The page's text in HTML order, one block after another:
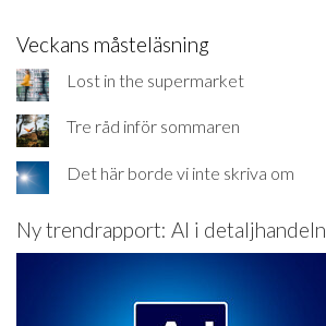
Veckans måsteläsning
Lost in the supermarket
Tre råd inför sommaren
Det här borde vi inte skriva om
Ny trendrapport: AI i detaljhandeln